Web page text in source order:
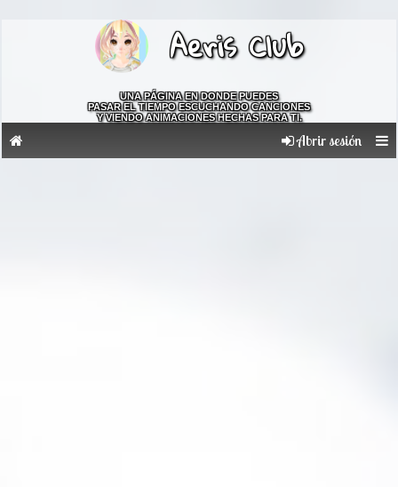
Aeris Club
UNA PÁGINA EN DONDE PUEDES
PASAR EL TIEMPO ESCUCHANDO CANCIONES
Y VIENDO ANIMACIONES HECHAS PARA TI.
Abrir sesión